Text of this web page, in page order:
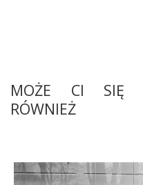
MOŻE CI SIĘ
RÓWNIEŻ